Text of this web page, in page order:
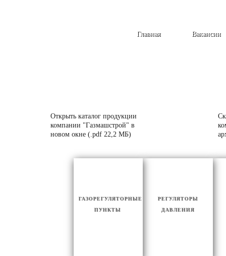
Вакансии
Главная
Открыть каталог продукции
компании "Газмашстрой" в
новом окне (.pdf 22,2 МБ)
РЕГУЛЯТОРЫ
ДАВЛЕНИЯ
ГАЗОРЕГУЛЯТОРНЫЕ
ПУНКТЫ